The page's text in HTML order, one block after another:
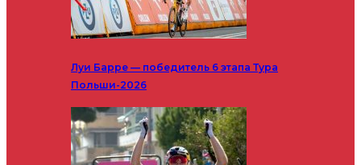
Луи Барре — победитель 6 этапа Тура
Польши-2026